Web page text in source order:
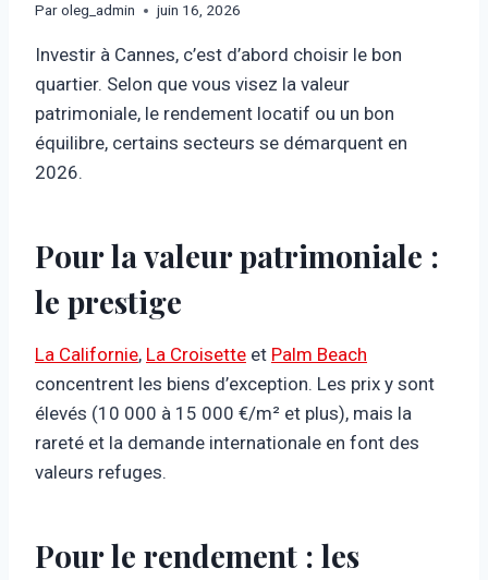
Paroleg_admin juin 16, 2026
Investir à Cannes, c’est d’abord choisir le bon
quartier. Selon que vous visez la valeur
patrimoniale, le rendement locatif ou un bon
équilibre, certains secteurs se démarquent en
2026.
Pour la valeur patrimoniale :
le prestige
La Californie, La Croisette et Palm Beach
concentrent les biens d’exception. Les prix y sont
élevés (10 000 à 15 000 €/m² et plus), mais la
rareté et la demande internationale en font des
valeurs refuges.
Pour le rendement : les